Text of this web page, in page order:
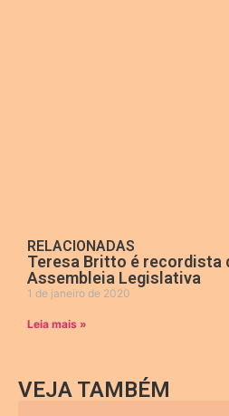
RELACIONADAS
Teresa Britto é recordista
Assembleia Legislativa
1 de janeiro de 2020
Leia mais »
VEJA TAMBÉM